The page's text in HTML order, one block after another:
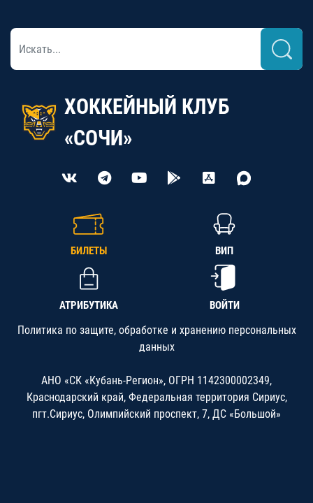
ХОККЕЙНЫЙ КЛУБ
«СОЧИ»
БИЛЕТЫ ВИП
АТРИБУТИКА ВОЙТИ
Политика по защите, обработке и хранению персональных
данных
АНО «СК «Кубань-Регион», ОГРН 1142300002349,
Краснодарский край, Федеральная территория Сириус,
пгт.Сириус, Олимпийский проспект, 7, ДС «Большой»